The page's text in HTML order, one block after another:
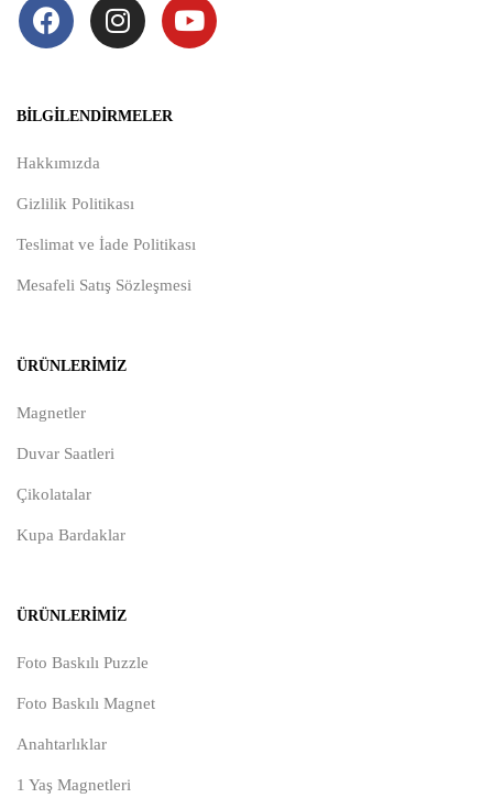
BILGILENDIRMELER
Hakkımızda
Gizlilik Politikası
Teslimat ve İade Politikası
Mesafeli Satış Sözleşmesi
ÜRÜNLERIMIZ
Magnetler
Duvar Saatleri
Çikolatalar
Kupa Bardaklar
ÜRÜNLERIMIZ
Foto Baskılı Puzzle
Foto Baskılı Magnet
Anahtarlıklar
1 Yaş Magnetleri